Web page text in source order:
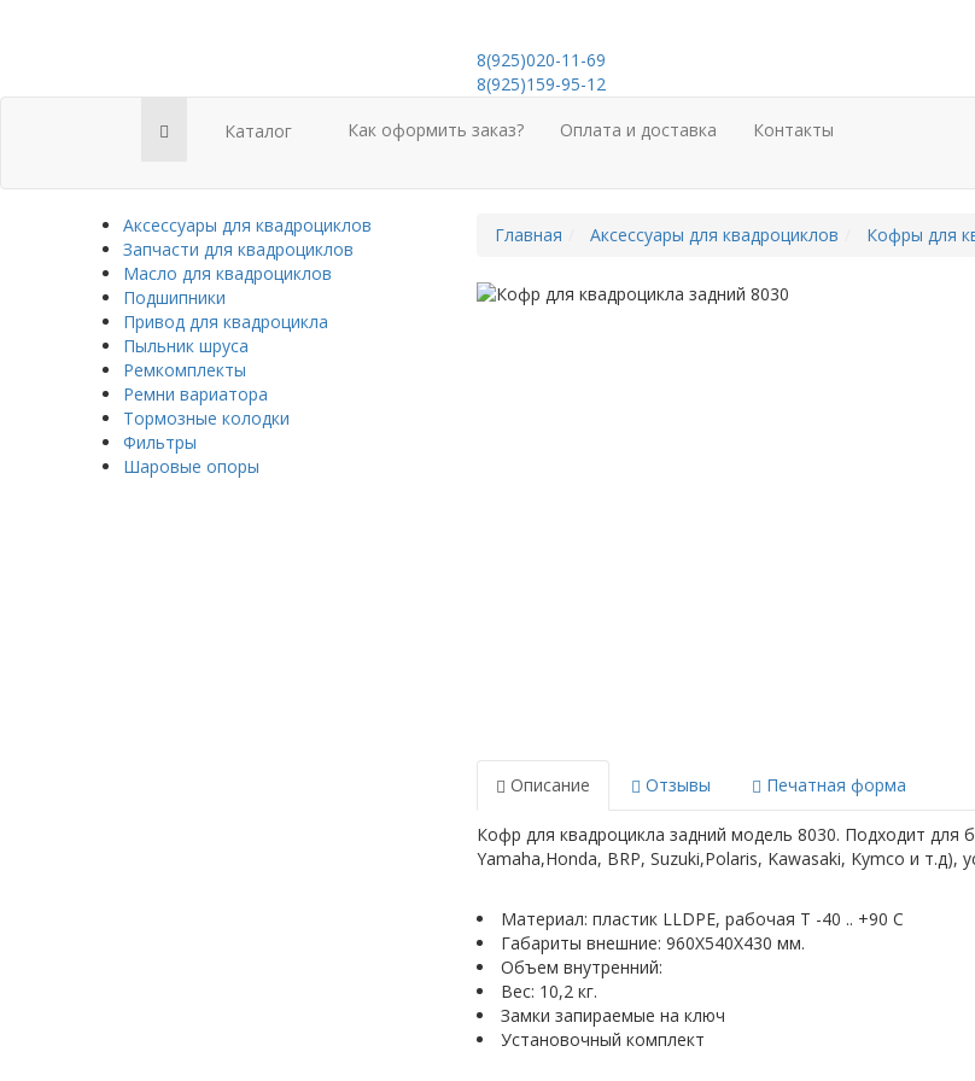
8(925)020-11-69
8(925)159-95-12
Каталог Как оформить заказ? Оплата и доставка Контакты
Аксессуары для квадроциклов
Запчасти для квадроциклов
Масло для квадроциклов
Подшипники
Привод для квадроцикла
Пыльник шруса
Ремкомплекты
Ремни вариатора
Тормозные колодки
Фильтры
Шаровые опоры
Главная Аксессуары для квадроциклов Кофры для
Описание
Отзывы Печатная форма
Кофр для квадроцикла задний модель 8030. Подходит для
Yamaha,Honda, BRP, Suzuki,Polaris, Kawasaki, Kymco и т.д),
Материал: пластик LLDPE, рабочая Т -40 .. +90 C
Габариты внешние: 960X540X430 мм.
Объем внутренний:
Вес: 10,2 кг.
Замки запираемые на ключ
Установочный комплект